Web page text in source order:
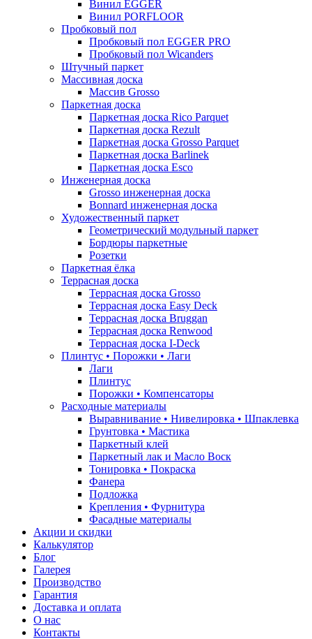
Винил EGGER
Винил PORFLOOR
Пробковый пол
Пробковый пол EGGER PRO
Пробковый пол Wicanders
Штучный паркет
Массивная доска
Массив Grosso
Паркетная доска
Паркетная доска Rico Parquet
Паркетная доска Rezult
Паркетная доска Grosso Parquet
Паркетная доска Barlinek
Паркетная доска Esco
Инженерная доска
Grosso инженерная доска
Bonnard инженерная доска
Художественный паркет
Геометрический модульный паркет
Бордюры паркетные
Розетки
Паркетная ёлка
Террасная доска
Террасная доска Grosso
Террасная доска Easy Deck
Террасная доска Bruggan
Террасная доска Renwood
Террасная доска I-Deck
Плинтус • Порожки • Лаги
Лаги
Плинтус
Порожки • Компенсаторы
Расходные материалы
Выравнивание • Нивелировка • Шпаклевка
Грунтовкa • Мастика
Паркетный клей
Паркетный лак и Масло Воск
Тонировка • Покраска
Фанера
Подложка
Крепления • Фурнитура
Фасадные материалы
Акции и скидки
Калькулятор
Блог
Галерея
Производство
Гарантия
Доставка и оплата
О нас
Контакты